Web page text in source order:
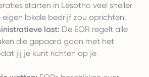
starten in Lesotho veel sneller
lokale bedrijf zou oprichten.
last: De EOR regelt alle
die gepaard gaan met het
jij je kunt richten op je